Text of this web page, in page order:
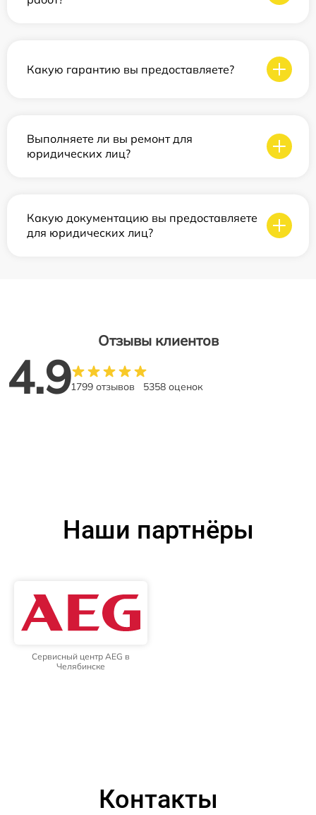
Какую гарантию вы предоставляете?
Выполняете ли вы ремонт для
юридических лиц?
Какую документацию вы предоставляете
для юридических лиц?
Отзывы клиентов
4.91799 отзывов 5358 оценок
Наши партнёры
Сервисный центр AEG в
Челябинске
Контакты